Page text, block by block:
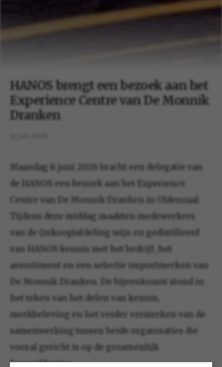
HANOS brengt een bezoek aan het
Experience Centre van De Monnik
Dranken
Maandag 8 juni 2026 bracht een delegatie van
de HANOS een bezoek aan het Experience
Centre van De Monnik Dranken in Oldenzaal.
Tijdens deze middag maakten medewerkers
van de (inkoop)afdeling wijn en gedistilleerd
van HANOS kennis met het bedrijf, het
assortiment en een selectie importmerken van
De Monnik Dranken. De bijeenkomst stond in
het teken van het delen van kennis,
merkbeleving en het verder versterken van de
samenwerking tussen beide organisaties die
vooral gericht is op de gezamenlijk
horecaklanten.